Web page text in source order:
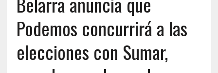
Podemos concurrirá a las
elecciones con Sumar,